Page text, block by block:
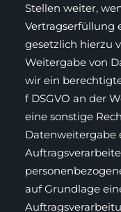
Stellen weiter,
Vertragserfüllung
gesetzlich hierzu
Weitergabe von
wir ein
f DSGVO an der
eine sonstige
Datenweitergabe
auf Grundlage